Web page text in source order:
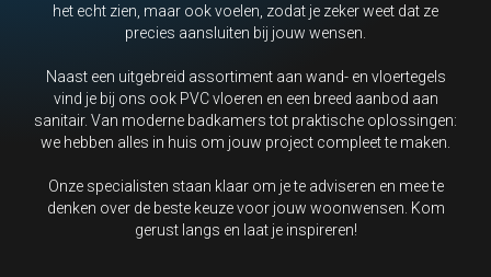
het echt zien, maar ook voelen, zodat je zeker weet dat ze
precies aansluiten bij jouw wensen.
Naast een uitgebreid assortiment aan wand- en vloertegels
vind je bij ons ook PVC vloeren en een breed aanbod aan
sanitair. Van moderne badkamers tot praktische oplossingen:
we hebben alles in huis om jouw project compleet te maken.
Onze specialisten staan klaar om je te adviseren en mee te
denken over de beste keuze voor jouw woonwensen. Kom
gerust langs en laat je inspireren!